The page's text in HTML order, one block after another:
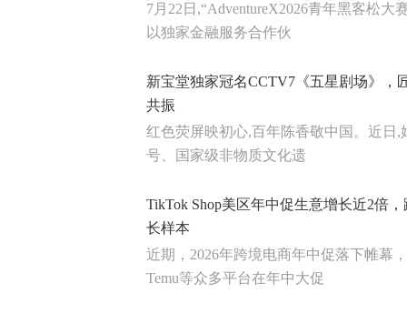
7月22日,“AdventureX2026青年黑客松大
以独家金融服务合作伙
新宝堂独家冠名CCTV7《五星剧场》，
共振
红色荧屏映初心,百年陈香敬中国。近日,
号、国家级非物质文化遗
TikTok Shop美区年中促生意增长近2倍
长样本
近期，2026年跨境电商年中促落下帷幕
Temu等众多平台在年中大促